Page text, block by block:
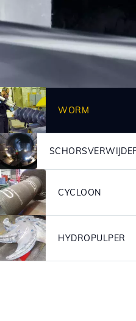
Afbeelding
WORM
Afbeelding
Afbeelding
CYCLOON
Afbeelding
HYDROPULPER